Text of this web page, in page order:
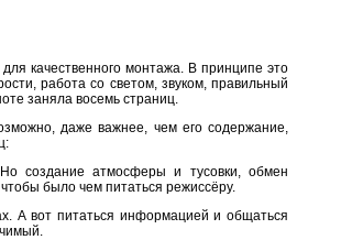
качественного монтажа. В принципе это
работа со светом, звуком, правильный
заняла восемь страниц.
даже важнее, чем его содержание,
создание атмосферы и тусовки, обмен
было чем питаться режиссёру.
А вот питаться информацией и общаться